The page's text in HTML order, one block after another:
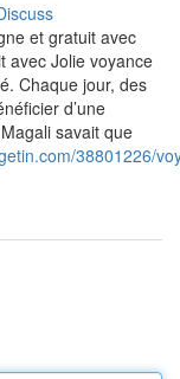
et gratuit avec
avec Jolie voyance
Chaque jour, des
d’une
savait que
38801226/